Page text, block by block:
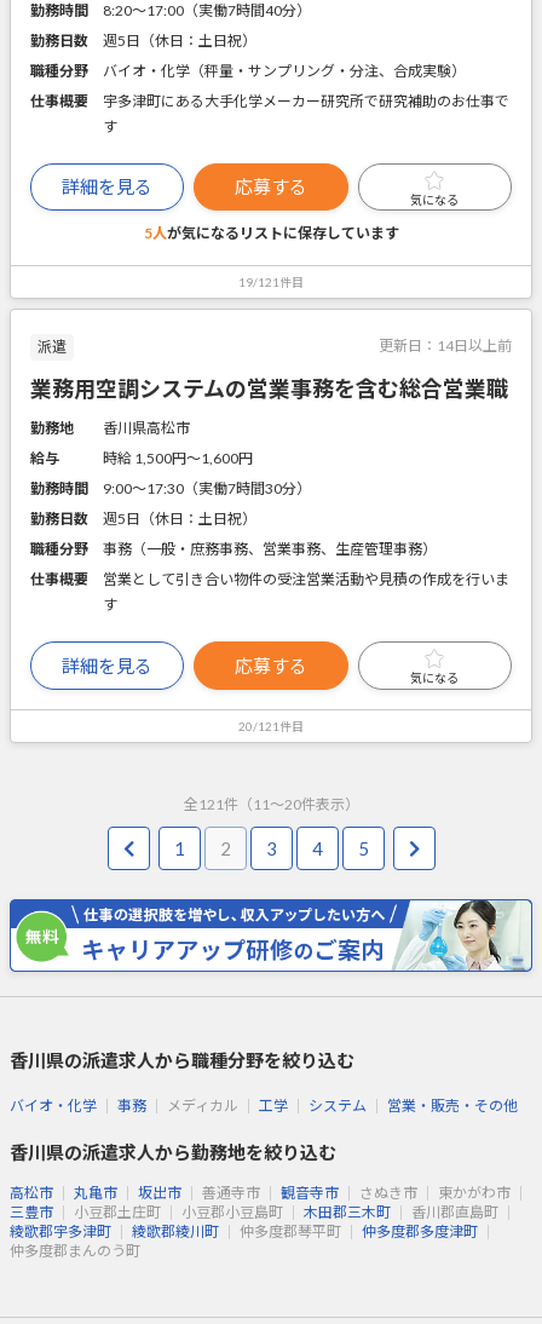
勤務時間
8:20～17:00（実働7時間40分）
勤務日数
週5日（休日：土日祝）
職種分野
バイオ・化学（秤量・サンプリング・分注、合成実験）
仕事概要
宇多津町にある大手化学メーカー研究所で研究補助のお仕事で
す
詳細を見る 応募する
気になる
5人が気になるリストに保存しています
19/121件目
派遣 更新日： 14日以上前
業務用空調システムの営業事務を含む総合営業職
勤務地
香川県高松市
給与
時給 1,500円〜1,600円
勤務時間
9:00～17:30（実働7時間30分）
勤務日数
週5日（休日：土日祝）
職種分野
事務（一般・庶務事務、営業事務、生産管理事務）
仕事概要
営業として引き合い物件の受注営業活動や見積の作成を行いま
す
詳細を見る 応募する
気になる
20/121件目
全 121件（ 11 ～20件表示）
1 2 3 4 5
香川県の派遣求人から職種分野を絞り込む
バイオ・化学 事務 メディカル 工学 システム 営業・販売・その他
香川県の派遣求人から勤務地を絞り込む
高松市 丸亀市 坂出市 善通寺市 観音寺市 さぬき市
東かがわ市
三豊市
小豆郡土庄町 小豆郡小豆島町 木田郡三木町
香川郡直島町
綾歌郡宇多津町
綾歌郡綾川町 仲多度郡琴平町
仲多度郡多度津町
仲多度郡まんのう町